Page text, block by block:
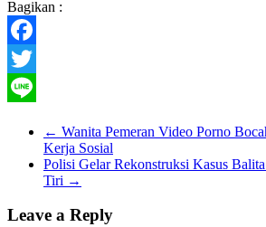
Bagikan :
Facebook
Twitter
← Wanita Pemeran Video Porno
Kerja Sosial
Polisi Gelar Rekonstruksi Kasus
Tiri →
Leave a Reply